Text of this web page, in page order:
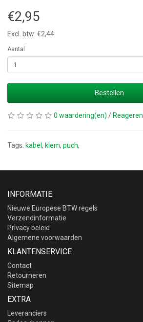
€2,95
Excl. btw: €2,44
Aantal
Bestellen
0 waardering(en) / Reageren
Tags: kabel , klem, puch,
INFORMATIE
Nieuwe Europese BTW regels
Verzendinformatie
Privacy beleid
Algemene voorwaarden
KLANTENSERVICE
Contact
Retourneren
Sitemap
EXTRA
Leveranciers